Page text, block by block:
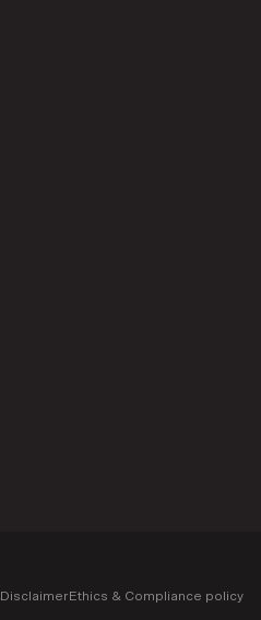
DisclaimerEthics & Compliance policy